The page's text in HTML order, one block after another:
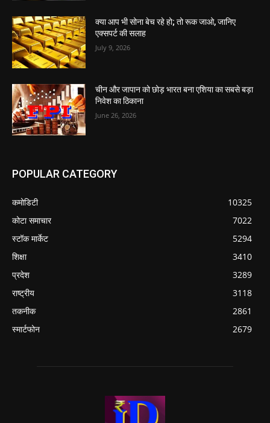
क्या आप भी सोना बेच रहे हो; तो रूक जाओ, जानिए
एक्सपर्ट की सलाह
July 9, 2026
चीन और जापान को छोड़ भारत बना एशिया का सबसे बड़ा
निवेश का ठिकाना
June 26, 2026
POPULAR CATEGORY
कमोडिटी
10325
कोटा समाचार
7022
स्टॉक मार्केट
5294
शिक्षा
3410
प्रदेश
3289
राष्ट्रीय
3118
तकनीक
2861
स्मार्टफोन
2679